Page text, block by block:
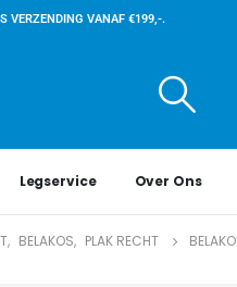
VERZENDING VANAF €199,-.
Legservice Over Ons
, BELAKOS, PLAK RECHT